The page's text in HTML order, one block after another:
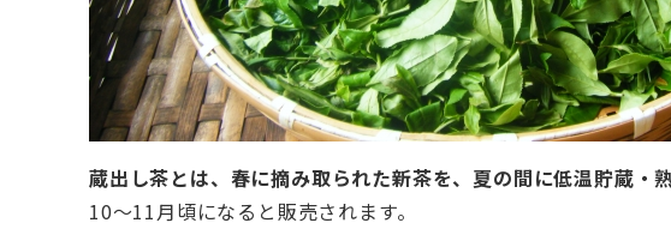
蔵出し茶とは、春に摘み取られた新茶を、夏の間に低温貯蔵・
10～11月頃になると販売されます。